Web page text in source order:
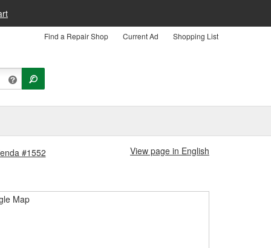
Find a Repair Shop Current Ad Shopping List
#1552
View page in English